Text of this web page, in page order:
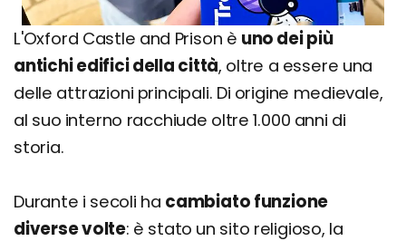
L'Oxford Castle and Prison è uno dei più
antichi edifici della città, oltre a essere una
delle attrazioni principali. Di origine medievale,
al suo interno racchiude oltre 1.000 anni di
storia.
Durante i secoli ha cambiato funzione
diverse volte: è stato un sito religioso, la